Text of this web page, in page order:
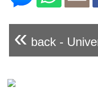
« back -